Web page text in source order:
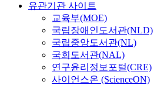
유관기관 사이트
교육부(MOE)
국립장애인도서관(NLD)
국립중앙도서관(NL)
국회도서관(NAL)
연구윤리정보포털(CRE)
사이언스온 (ScienceON)